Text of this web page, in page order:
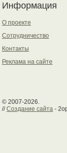
Информация
О проекте
Сотрудничество
Контакты
Реклама на сайте
© 2007-2026.
//Создание сайта -